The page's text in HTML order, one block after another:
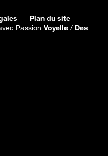
Plan du site
Passion Voyelle / Des